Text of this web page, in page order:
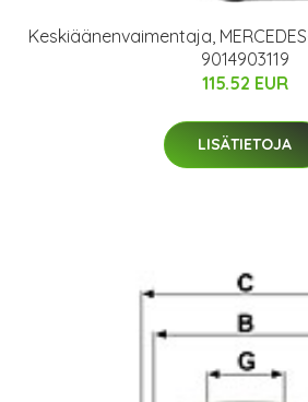
Keskiäänenvaimentaja,
9014903119
115.52 EUR
LISÄTIETOJA